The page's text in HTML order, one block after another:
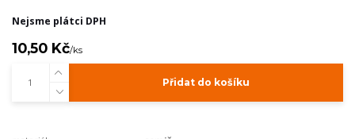
Nejsme plátci DPH
10,50 Kč/ks
Přidat do košíku